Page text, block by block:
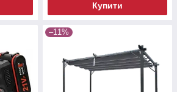
Купити
–11%